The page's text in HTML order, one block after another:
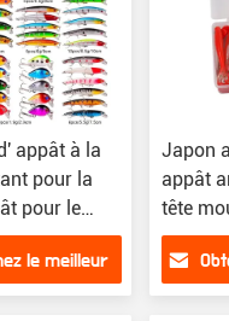
appât à la
pour la
pour le
le meilleur
Japon
appât
tête
pêche